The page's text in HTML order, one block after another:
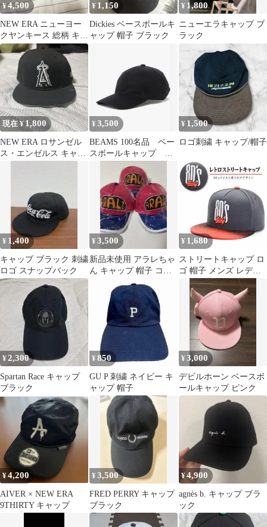
¥4,500
NEW ERA ニューヨー
クヤンキース 総柄 キャ
ップ
¥ 1,150
Dickies ベースボールキ
ャップ 帽子 ブラック
¥ 1,800
ニューエラキャップ ブ
ラック
現在 ¥1,800
NEW ERA ロサンゼル
ス・エンゼルス キャッ
¥3,500
BEAMS 100名品 ベー
スボールキャップ ブ
¥ 1,500
ロゴ刺繍 キャップ/帽子
¥ 1,400
キャップ ブラック 刺繍
ロゴ スナップバック
¥3,500
新品未使用 アラレちゃ
ん キャップ 帽子 コス
プレ 羽付き ピンク 3個
セット
¥ 1,680
ストリートキャップ ロ
ゴ 帽子 メンズ レディ
ース キャップ 帽子 カ
ジュアル
¥2,300
Spartan Race キャップ
ブラック
¥ 850
GU P 刺繍 ネイビー キ
ャップ 帽子
¥3,000
デビルホーン ベースボ
ールキャップ ピンク
¥4,200
AIVER × NEW ERA
9THIRTY キャップ
¥3,500
FRED PERRY キャップ
ブラック
¥4,900
agnès b. キャップ ブラ
ック